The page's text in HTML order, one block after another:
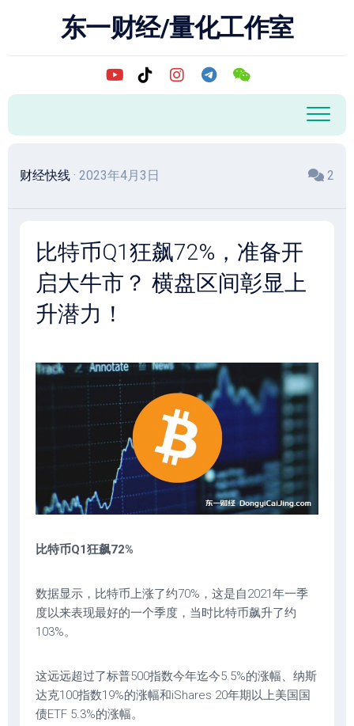
东一财经/量化工作室
财经快线 · 2023年4月3日 2
比特币Q1狂飙72%，准备开
启大牛市？ 横盘区间彰显上
升潜力！
比特币Q1狂飙72%
数据显示，比特币上涨了约70%，这是自2021年一季
度以来表现最好的一个季度，当时比特币飙升了约
103%。
这远远超过了标普500指数今年迄今5.5%的涨幅、纳斯
达克100指数19%的涨幅和iShares 20年期以上美国国
债ETF 5.3%的涨幅。